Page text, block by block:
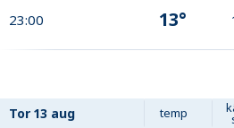
23:00 13°
Tor 13 aug temp